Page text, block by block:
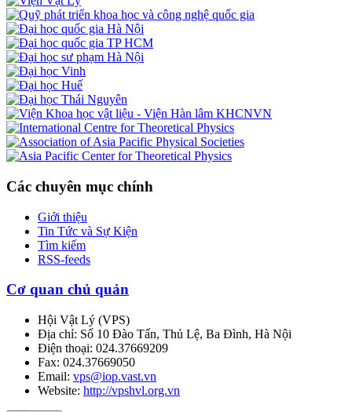
Các chuyên mục chính
Giới thiệu
Tin Tức và Sự Kiện
Tìm kiếm
RSS-feeds
Cơ quan chủ quản
Hội Vật Lý (VPS)
Địa chỉ: Số 10 Đào Tấn, Thủ Lệ, Ba Đình, Hà Nội
Điện thoại: 024.37669209
Fax: 024.37669050
Email: vps@iop.vast.vn
Website: http://vpshvl.org.vn